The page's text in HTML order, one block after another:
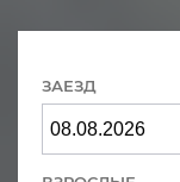
ЗАЕЗД